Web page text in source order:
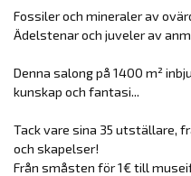
Fossiler och mineraler av
Ädelstenar och juveler av
Denna salong på 1400 m²
kunskap och fantasi...
Tack vare sina 35 utställare,
och skapelser!
Från småsten för 1€ till